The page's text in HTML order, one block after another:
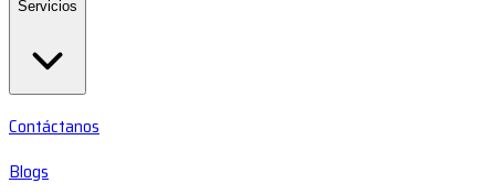
Servicios
Contáctanos
Blogs